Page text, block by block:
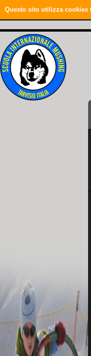
Questo sito utilizza cookies